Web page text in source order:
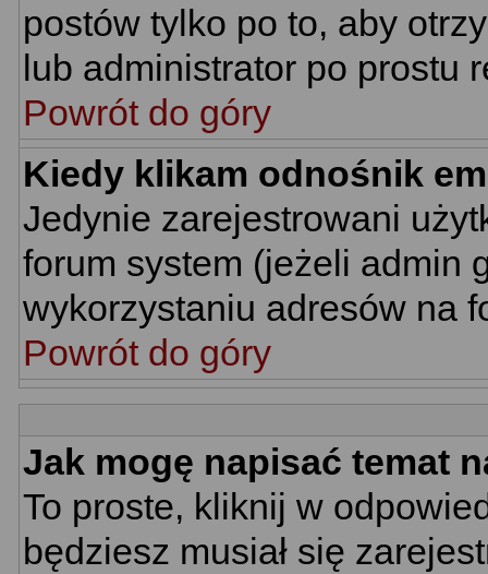
postów tylko po to, aby
lub administrator po prostu
Powrót do góry
Kiedy klikam odnośnik
Jedynie zarejestrowani
forum system (jeżeli admin
wykorzystaniu adresów na
Powrót do góry
Jak mogę napisać temat
To proste, kliknij w
będziesz musiał się